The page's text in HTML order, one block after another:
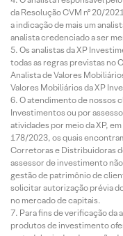
da Resolução CVM nº 20/
a indicação de mais um
analista credenciado a ser
Os analistas da XP
todas as regras previstas no
Analista de Valores
Valores Mobiliários da XP
O atendimento de nossos
Investimentos ou por
atividades por meio da XP,
178/2023, os quais
Corretoras e Distribuidoras
assessor de investimento
gestão de patrimônio de
solicitar autorização prévia
no mercado de capitais.
Para fins de verificação da
produtos de investimento